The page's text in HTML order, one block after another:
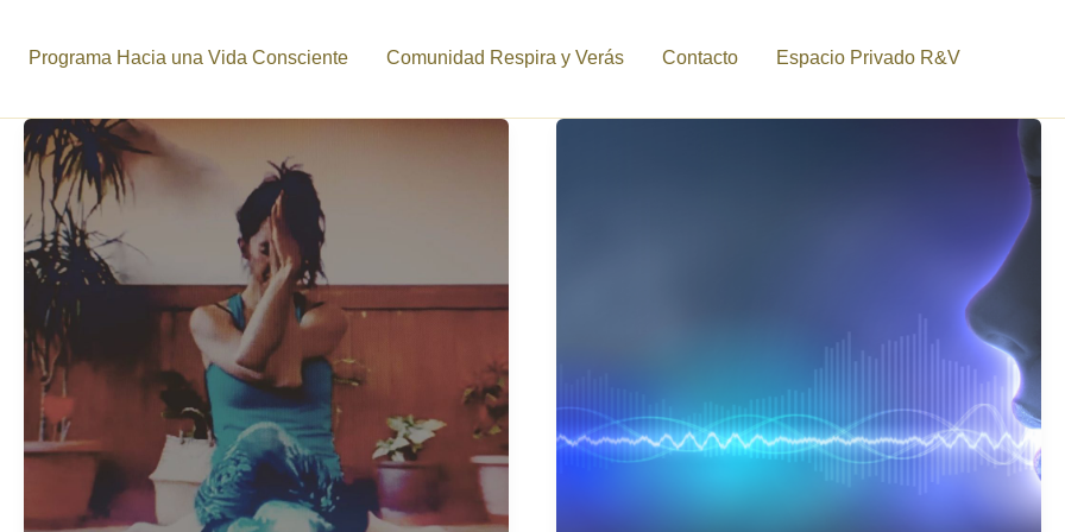
Programa Hacia una Vida Consciente Comunidad Respira y Verás Contacto Espacio Privado R&V